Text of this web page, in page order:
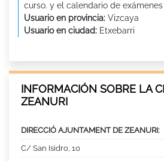
curso. y el calendario de
Usuario en provincia: Vizcaya
Usuario en ciudad: Etxebarri
INFORMACIÓN SOBRE LA
ZEANURI
DIRECCIÓ AJUNTAMENT DE ZEANURI:
C/ San Isidro, 10